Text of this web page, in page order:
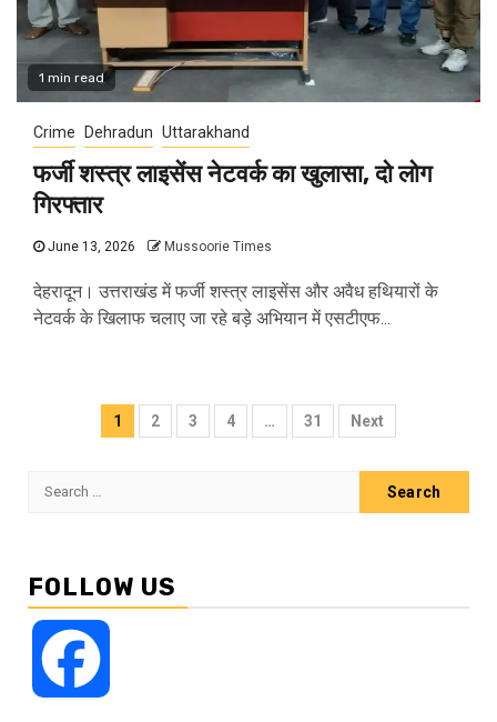
1 min read
Crime Dehradun Uttarakhand
फर्जी शस्त्र लाइसेंस नेटवर्क का खुलासा, दो लोग
गिरफ्तार
June 13, 2026 Mussoorie Times
देहरादून। उत्तराखंड में फर्जी शस्त्र लाइसेंस और अवैध हथियारों के
नेटवर्क के खिलाफ चलाए जा रहे बड़े अभियान में एसटीएफ...
Posts
1 2 3 4 … 31 Next
Search
FOLLOW US